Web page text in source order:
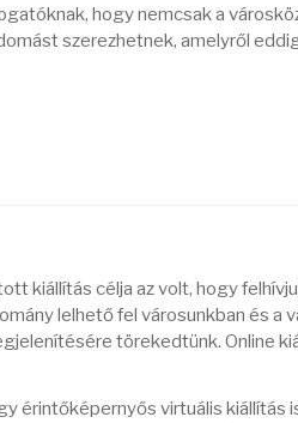
hogy nemcsak a
szerezhetnek, amelyről
kiállítás célja az volt, hogy
lelhető fel városunkban és
törekedtünk. Online
érintőképernyős virtuális